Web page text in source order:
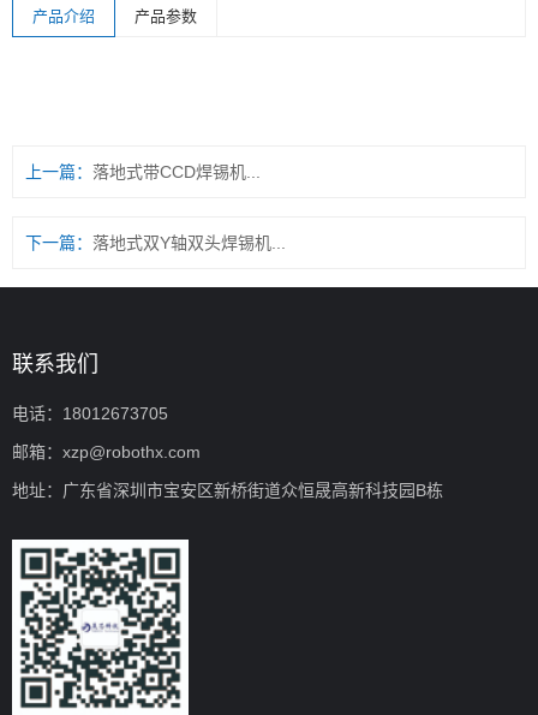
产品介绍 产品参数
上一篇： 落地式带CCD焊锡机...
下一篇： 落地式双Y轴双头焊锡机...
联系我们
电话：18012673705
邮箱：xzp@robothx.com
地址：广东省深圳市宝安区新桥街道众恒晟高新科技园B栋